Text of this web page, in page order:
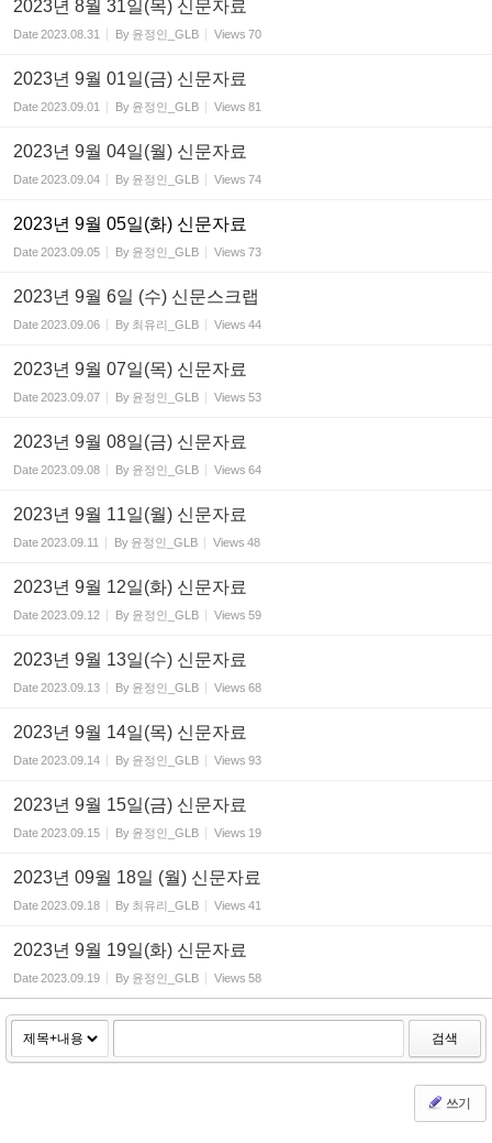
2023년 8월 31일(목) 신문자료
Date2023.08.31 By 윤정인_GLB Views 70
2023년 9월 01일(금) 신문자료
Date2023.09.01 By 윤정인_GLB Views 81
2023년 9월 04일(월) 신문자료
Date2023.09.04 By 윤정인_GLB Views 74
2023년 9월 05일(화) 신문자료
Date2023.09.05 By 윤정인_GLB Views 73
2023년 9월 6일 (수) 신문스크랩
Date2023.09.06 By 최유리_GLB Views 44
2023년 9월 07일(목) 신문자료
Date2023.09.07 By 윤정인_GLB Views 53
2023년 9월 08일(금) 신문자료
Date2023.09.08 By 윤정인_GLB Views 64
2023년 9월 11일(월) 신문자료
Date2023.09.11 By 윤정인_GLB Views 48
2023년 9월 12일(화) 신문자료
Date2023.09.12 By 윤정인_GLB Views 59
2023년 9월 13일(수) 신문자료
Date2023.09.13 By 윤정인_GLB Views 68
2023년 9월 14일(목) 신문자료
Date2023.09.14 By 윤정인_GLB Views 93
2023년 9월 15일(금) 신문자료
Date2023.09.15 By 윤정인_GLB Views 19
2023년 09월 18일 (월) 신문자료
Date2023.09.18 By 최유리_GLB Views 41
2023년 9월 19일(화) 신문자료
Date2023.09.19 By 윤정인_GLB Views 58
검색
쓰기